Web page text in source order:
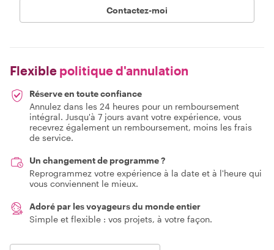
Contactez-moi
Flexible politique d'annulation
Réserve en toute confiance
Annulez dans les 24 heures pour un remboursement
intégral. Jusqu'à 7 jours avant votre expérience, vous
recevrez également un remboursement, moins les frais
de service.
Un changement de programme ?
Reprogrammez votre expérience à la date et à l'heure qui
vous conviennent le mieux.
Adoré par les voyageurs du monde entier
Simple et flexible : vos projets, à votre façon.